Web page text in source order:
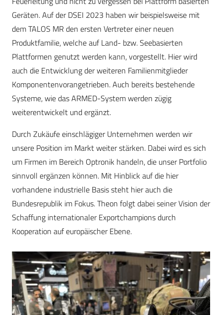
Geräten. Auf der DSEI 2023 haben wir beispielsweise mit
dem TALOS MR den ersten Vertreter einer neuen
Produktfamilie, welche auf Land- bzw. Seebasierten
Plattformen genutzt werden kann, vorgestellt. Hier wird
auch die Entwicklung der weiteren Familienmitglieder
Komponentenvorangetrieben. Auch bereits bestehende
Systeme, wie das ARMED-System werden zügig
weiterentwickelt und ergänzt.
Durch Zukäufe einschlägiger Unternehmen werden wir
unsere Position im Markt weiter stärken. Dabei wird es sich
um Firmen im Bereich Optronik handeln, die unser Portfolio
sinnvoll ergänzen können. Mit Hinblick auf die hier
vorhandene industrielle Basis steht hier auch die
Bundesrepublik im Fokus. Theon folgt dabei seiner Vision der
Schaffung internationaler Exportchampions durch
Kooperation auf europäischer Ebene.